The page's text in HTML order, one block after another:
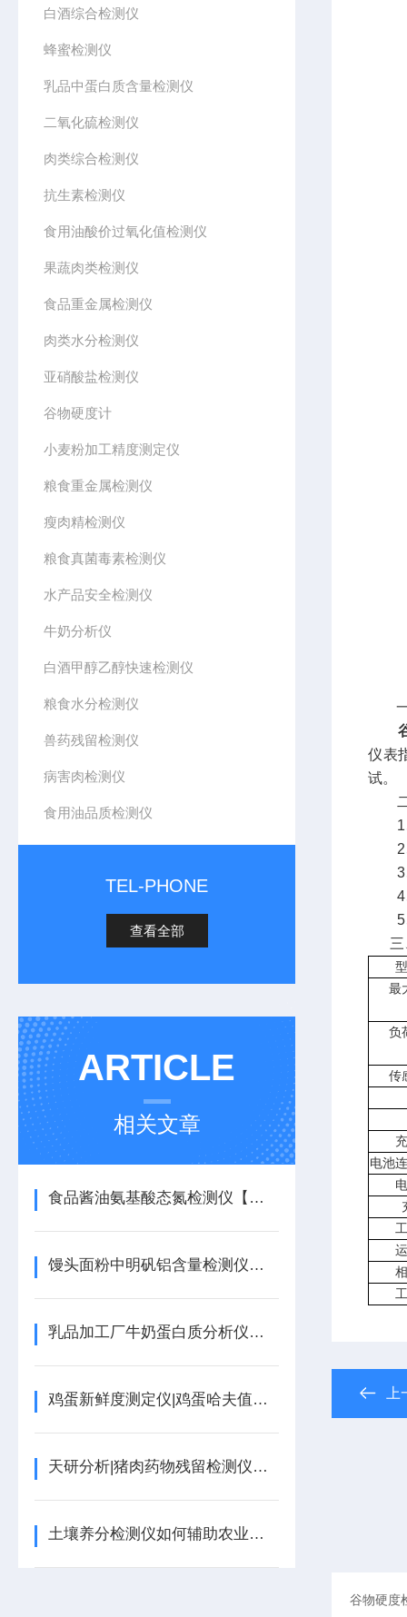
白酒综合检测仪
蜂蜜检测仪
乳品中蛋白质含量检测仪
二氧化硫检测仪
肉类综合检测仪
抗生素检测仪
食用油酸价过氧化值检测仪
果蔬肉类检测仪
食品重金属检测仪
肉类水分检测仪
亚硝酸盐检测仪
谷物硬度计
小麦粉加工精度测定仪
粮食重金属检测仪
瘦肉精检测仪
粮食真菌毒素检测仪
水产品安全检测仪
牛奶分析仪
白酒甲醇乙醇快速检测仪
粮食水分检测仪
兽药残留检测仪
病害肉检测仪
食用油品质检测仪
TEL-PHONE
查看全部
ARTICLE
相关文章
食品酱油氨基酸态氮检测仪【新品上市】食品酱油氨基酸态氮检测仪
馒头面粉中明矾铝含量检测仪：守护餐桌安全的快检仪器
乳品加工厂牛奶蛋白质分析仪鲜奶乳品测定 奶站牧场乳制品蛋白脂肪含量检测
鸡蛋新鲜度测定仪|鸡蛋哈夫值测定仪-天研
天研分析|猪肉药物残留检测仪器有什么作用
土壤养分检测仪如何辅助农业施肥【可现场检测】_2022土壤养分检测仪
仪表
试。
二
1、
2、
3、
4、
5、
三
最
负
传
电池